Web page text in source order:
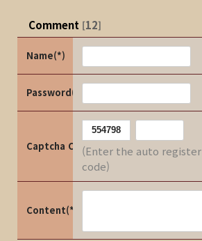
Comment [12]
Name(*)
Password(*)
Captcha Code(Enter the auto
code)
Content(*)